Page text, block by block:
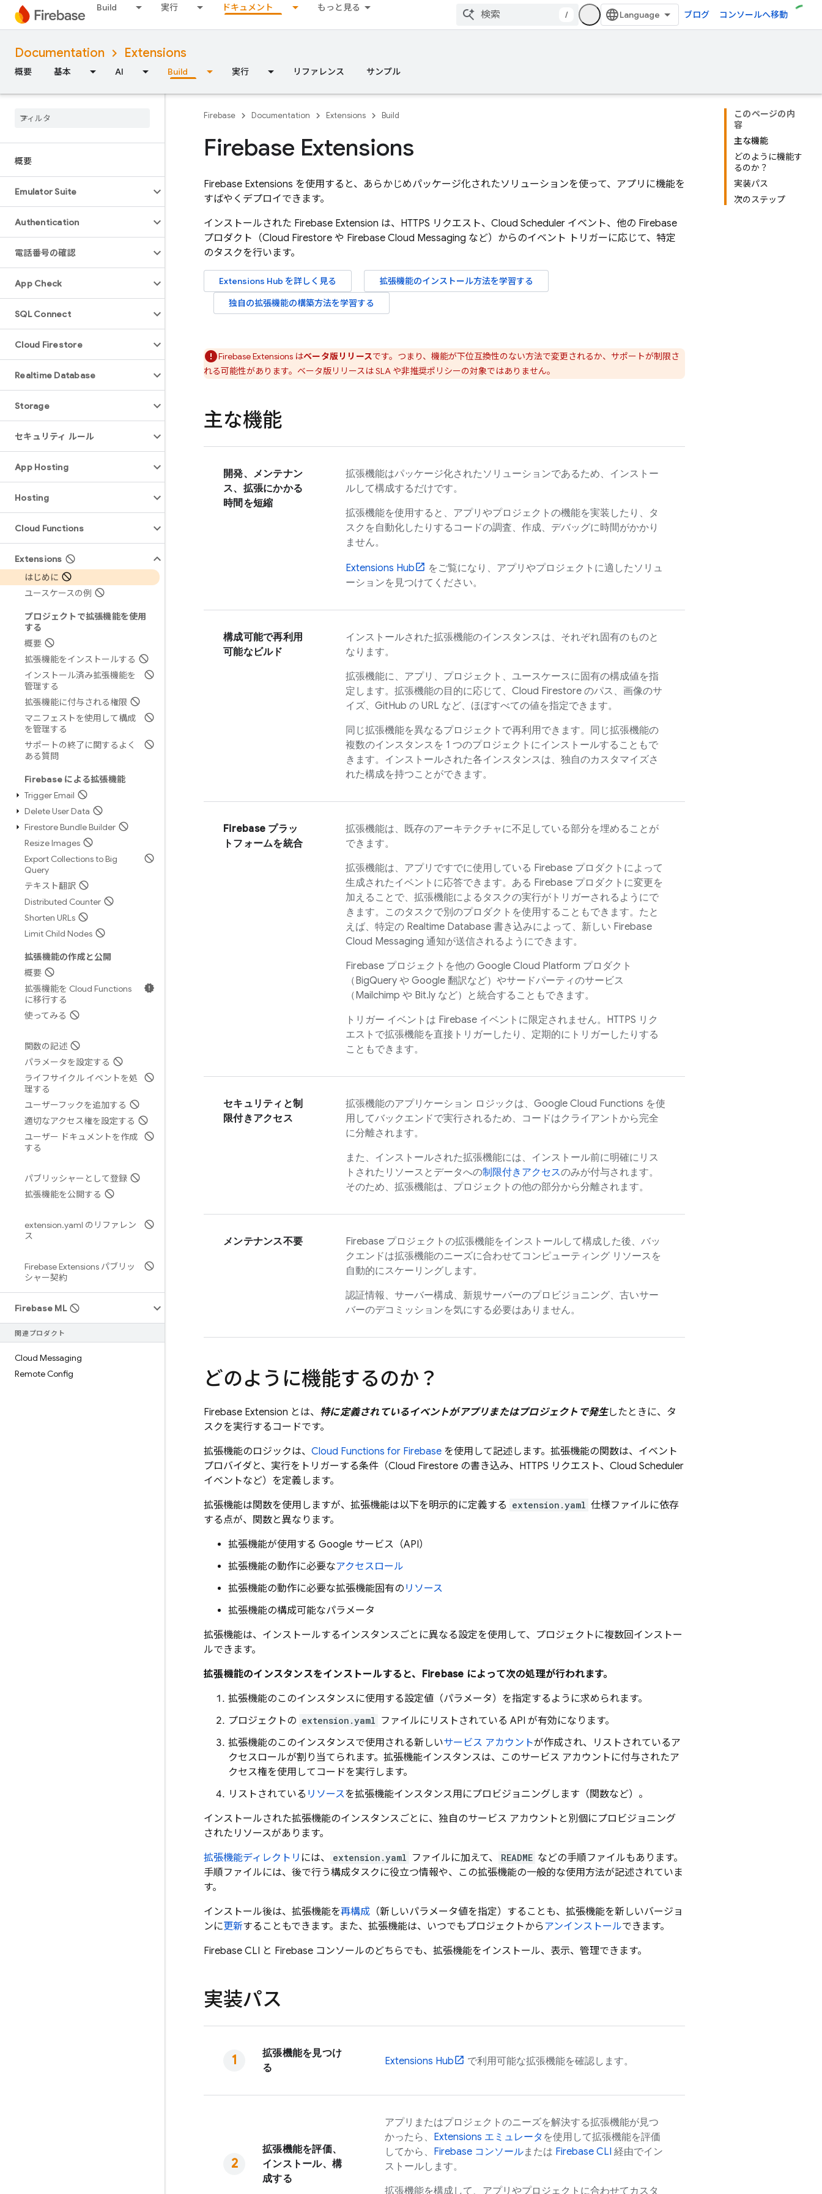
Build 実行 ドキュメント もっと見る
/ ブログ コンソールへ移動
Documentation Extensions
概要 基本 AI Build 実行 リファレンス サンプル
概要
Emulator Suite
Authentication
電話番号の確認
App Check
SQL Connect
Cloud Firestore
Realtime Database
Storage
セキュリティ ルール
App Hosting
Hosting
Cloud Functions
Extensions
はじめに
ユースケースの例
プロジェクトで拡張機能を使用
する
概要
拡張機能をインストールする
インストール済み拡張機能を
管理する
拡張機能に付与される権限
マニフェストを使用して構成
を管理する
サポートの終了に関するよく
ある質問
Firebase による拡張機能
Trigger Email
Delete User Data
Firestore Bundle Builder
Resize Images
Export Collections to Big
Query
テキスト翻訳
Distributed Counter
Shorten URLs
Limit Child Nodes
拡張機能の作成と公開
概要
拡張機能を Cloud Functions
に移行する
使ってみる
関数の記述
パラメータを設定する
ライフサイクル イベントを処
理する
ユーザーフックを追加する
適切なアクセス権を設定する
ユーザー ドキュメントを作成
する
パブリッシャーとして登録
拡張機能を公開する
extension.yaml のリファレン
ス
Firebase Extensions パブリッ
シャー契約
Firebase ML
関連プロダクト
Cloud Messaging
Remote Config
このページの内
容
主な機能
どのように機能す
るのか？
実装パス
次のステップ
Firebase Documentation Extensions Build
Firebase Extensions
Firebase Extensions を使用すると、あらかじめパッケージ化されたソリューションを使って、アプリに機能を
すばやくデプロイできます。
インストールされた Firebase Extension は、HTTPS リクエスト、 Cloud Scheduler イベント、他の Firebase
プロダクト（Cloud Firestore や Firebase Cloud Messaging など）からのイベント トリガーに応じて、特定
のタスクを行います。
Extensions Hub を詳しく見る
拡張機能のインストール方法を学習する
独自の拡張機能の構築方法を学習する
Firebase Extensions はベータ版リリースです。つまり、機能が下位互換性のない方法で変更されるか、サポートが制限さ
れる可能性があります。ベータ版リリースは SLA や非推奨ポリシーの対象ではありません。
主な機能
開発、メンテナン
ス、拡張にかかる
時間を短縮
拡張機能はパッケージ化されたソリューションであるため、インストー
ルして構成するだけです。
拡張機能を使用すると、アプリやプロジェクトの機能を実装したり、タ
スクを自動化したりするコードの調査、作成、デバッグに時間がかかり
ません。
Extensions Hub
をご覧になり、アプリやプロジェクトに適したソリュ
ーションを見つけてください。
構成可能で再利用
可能なビルド
インストールされた拡張機能のインスタンスは、それぞれ固有のものと
なります。
拡張機能に、アプリ、プロジェクト、ユースケースに固有の構成値を指
定します。拡張機能の目的に応じて、 Cloud Firestore のパス、画像のサ
イズ、GitHub の URL など、ほぼすべての値を指定できます。
同じ拡張機能を異なるプロジェクトで再利用できます。同じ拡張機能の
複数のインスタンスを 1 つのプロジェクトにインストールすることもで
きます。インストールされた各インスタンスは、独自のカスタマイズさ
れた構成を持つことができます。
Firebase プラッ
トフォームを統合
拡張機能は、既存のアーキテクチャに不足している部分を埋めることが
できます。
拡張機能は、アプリですでに使用している Firebase プロダクトによって
生成されたイベントに応答できます。ある Firebase プロダクトに変更を
加えることで、拡張機能によるタスクの実行がトリガーされるようにで
きます。このタスクで別のプロダクトを使用することもできます。たと
えば、特定の Realtime Database 書き込みによって、新しい Firebase
Cloud Messaging 通知が送信されるようにできます。
Firebase プロジェクトを他の Google Cloud Platform プロダクト
（BigQuery や Google 翻訳など）やサードパーティのサービス
（Mailchimp や Bit.ly など）と統合することもできます。
トリガー イベントは Firebase イベントに限定されません。HTTPS リク
エストで拡張機能を直接トリガーしたり、定期的にトリガーしたりする
こともできます。
セキュリティと制
限付きアクセス
拡張機能のアプリケーション ロジックは、Google Cloud Functions を使
用してバックエンドで実行されるため、コードはクライアントから完全
に分離されます。
また、インストールされた拡張機能には、インストール前に明確にリス
トされたリソースとデータへの制限付きアクセスのみが付与されます。
そのため、拡張機能は、プロジェクトの他の部分から分離されます。
メンテナンス不要
Firebase プロジェクトの拡張機能をインストールして構成した後、バッ
クエンドは拡張機能のニーズに合わせてコンピューティング リソースを
自動的にスケーリングします。
認証情報、サーバー構成、新規サーバーのプロビジョニング、古いサー
バーのデコミッションを気にする必要はありません。
どのように機能するのか？
Firebase Extension とは、 特に定義されているイベントがアプリまたはプロジェクトで発生したときに、タ
スクを実行するコードです。
拡張機能のロジックは、 Cloud Functions for Firebase を使用して記述します。拡張機能の関数は、イベント
プロバイダと、実行をトリガーする条件（Cloud Firestore の書き込み、HTTPS リクエスト、 Cloud Scheduler
イベントなど）を定義します。
拡張機能は関数を使用しますが、拡張機能は以下を明示的に定義する extension.yaml 仕様ファイルに依存
する点が、関数と異なります。
拡張機能が使用する Google サービス（API）
拡張機能の動作に必要なアクセスロール
拡張機能の動作に必要な拡張機能固有の リソース
拡張機能の構成可能なパラメータ
拡張機能は、インストールするインスタンスごとに異なる設定を使用して、プロジェクトに複数回インストー
ルできます。
拡張機能のインスタンスをインストールすると、Firebase によって次の処理が行われます。
拡張機能のこのインスタンスに使用する設定値（パラメータ）を指定するように求められます。
プロジェクトの extension.yaml ファイルにリストされている API が有効になります。
拡張機能のこのインスタンスで使用される新しいサービス アカウントが作成され、リストされているア
クセスロールが割り当てられます。拡張機能インスタンスは、このサービス アカウントに付与されたア
クセス権を使用してコードを実行します。
リストされている リソースを拡張機能インスタンス用にプロビジョニングします（関数など）。
インストールされた拡張機能のインスタンスごとに、独自のサービス アカウントと別個にプロビジョニング
されたリソースがあります。
拡張機能ディレクトリ には、 extension.yaml ファイルに加えて、 README などの手順ファイルもあります。
手順ファイルには、後で行う構成タスクに役立つ情報や、この拡張機能の一般的な使用方法が記述されていま
す。
インストール後は、拡張機能を再構成 （新しいパラメータ値を指定）することも、拡張機能を新しいバージョ
ンに更新することもできます。また、拡張機能は、いつでもプロジェクトからアンインストールできます。
Firebase CLI と Firebase コンソールのどちらでも、拡張機能をインストール、表示、管理できます。
実装パス
拡張機能を見つけ
る
Extensions Hub で利用可能な拡張機能を確認します。
拡張機能を評価、
インストール、構
成する
アプリまたはプロジェクトのニーズを解決する拡張機能が見つ
かったら、 Extensions エミュレータ を使用して拡張機能を評価
してから、 Firebase コンソールまたは Firebase CLI 経由でイン
ストールします。
拡張機能を構成して、アプリやプロジェクトに合わせてカスタ